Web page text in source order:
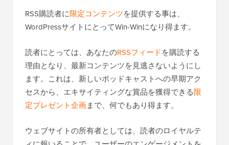
RSS購読者に限定コンテンツを提供する事は、
WordPressサイトにとってWin-Winになり得ます。
読者にとっては、あなたのRSSフィードを購読する
理由となり、最新コンテンツを見逃さないようにし
ます。これは、新しいポッドキャストへの早期アク
セスから、エキサイティングな賞品を獲得できる限
定プレゼント企画まで、何でもあり得ます。
ウェブサイトの所有者としては、読者のロイヤルテ